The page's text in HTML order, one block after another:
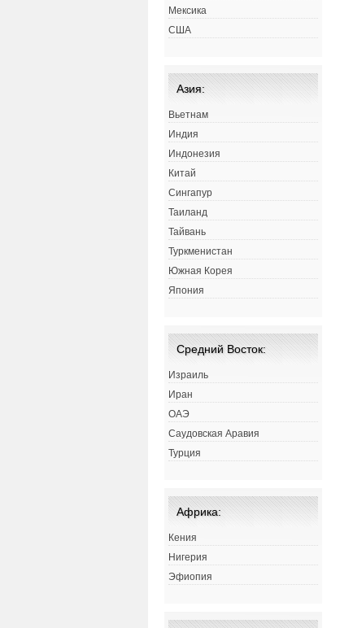
Мексика
США
Азия:
Вьетнам
Индия
Индонезия
Китай
Сингапур
Таиланд
Тайвань
Туркменистан
Южная Корея
Япония
Средний Восток:
Израиль
Иран
ОАЭ
Саудовская Аравия
Турция
Африка:
Кения
Нигерия
Эфиопия